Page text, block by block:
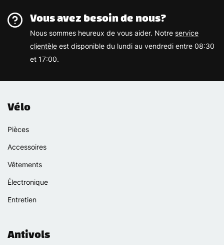
Vous avez besoin de nous?
Nous sommes heureux de vous aider. Notre service
clientèle est disponible du lundi au vendredi entre 08:30
et 17:00.
Vélo
Pièces
Accessoires
Vêtements
Électronique
Entretien
Antivols